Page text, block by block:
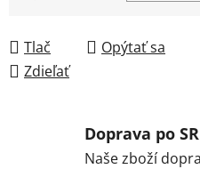
Tlač Opýtať sa
Zdieľať
Doprava po
Naše zboží